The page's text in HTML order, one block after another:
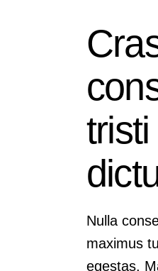
tristi
Nulla
maximus
egestas.